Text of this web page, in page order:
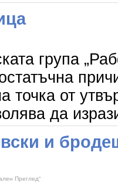
група
точка от
да
и
Преглед“